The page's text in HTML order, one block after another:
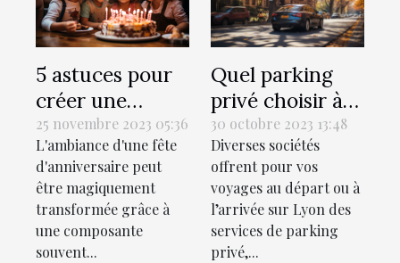
5 astuces pour
créer une
playlist
personnalisée
pour la fête
d'anniversaire
parfaite
25 novembre 2023 05:36
L'ambiance d'une fête
d'anniversaire peut
être magiquement
transformée grâce à
une composante
souvent...
Quel parking
privé choisir à
Lyon lors de vos
voyages ?
30 octobre 2023 13:48
Diverses sociétés
offrent pour vos
voyages au départ ou à
l’arrivée sur Lyon des
services de parking
privé,...